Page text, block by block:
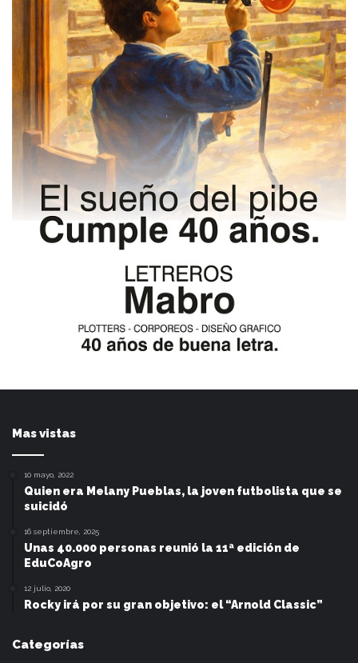
Mas vistas
10 mayo, 2022
Quien era Melany Pueblas, la joven futbolista que se
suicidó
16 septiembre, 2025
Unas 40.000 personas reunió la 11ª edición de
EduCoAgro
12 julio, 2020
Rocky irá por su gran objetivo: el “Arnold Classic”
Categorías